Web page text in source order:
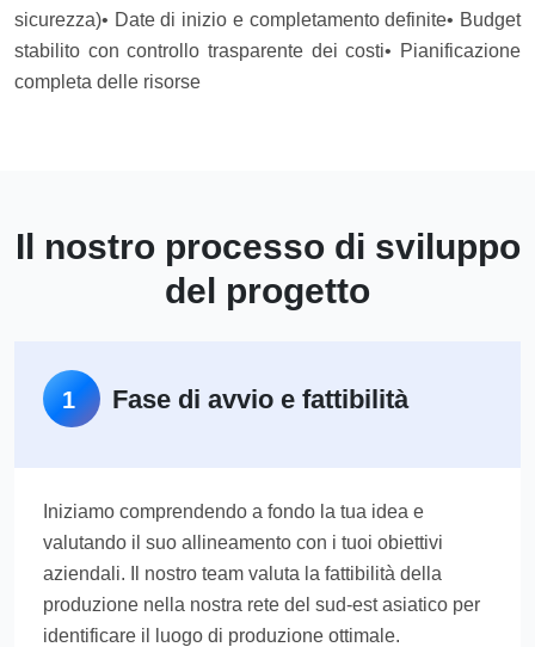
sicurezza)• Date di inizio e completamento definite• Budget
stabilito con controllo trasparente dei costi• Pianificazione
completa delle risorse
Il nostro processo di sviluppo
del progetto
1 Fase di avvio e fattibilità
Iniziamo comprendendo a fondo la tua idea e
valutando il suo allineamento con i tuoi obiettivi
aziendali. Il nostro team valuta la fattibilità della
produzione nella nostra rete del sud-est asiatico per
identificare il luogo di produzione ottimale.